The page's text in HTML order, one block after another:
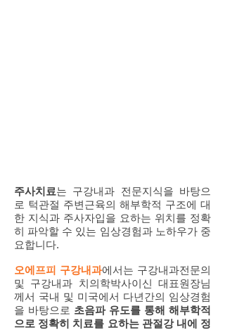
주사치료는 구강내과 전문지식을 바탕으
로 턱관절 주변근육의 해부학적 구조에 대
한 지식과 주사자입을 요하는 위치를 정확
히 파악할 수 있는 임상경험과 노하우가 중
요합니다.
오에프피 구강내과에서는 구강내과전문의
및 구강내과 치의학박사이신 대표원장님
께서 국내 및 미국에서 다년간의 임상경험
을 바탕으로 초음파 유도를 통해 해부학적
으로 정확히 치료를 요하는 관절강 내에 정